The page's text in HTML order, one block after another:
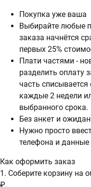
Покупка уже ваша
Выбирайте любые
заказа начнётся
первых 25%
Плати частями -
разделить оплату
часть
каждые 2 недели
выбранного срока.
Без анкет и
Нужно просто
телефона и
Как оформить заказ
1. Соберите корзину на
₽.